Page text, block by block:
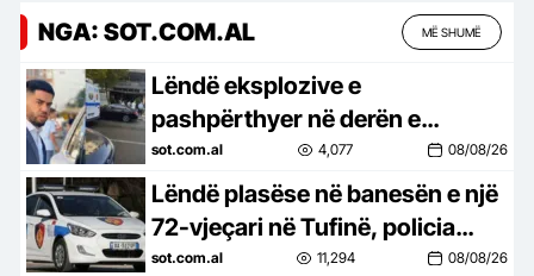
NGA: SOT.COM.AL MË SHUMË
Lëndë eksplozive e
pashpërthyer në derën e
dyqanit të Noizyt në Durrës,
policia nis hetimet për ngjarjen
sot.com.al 4,077 08/08/26
Lëndë plasëse në banesën e një
72-vjeçari në Tufinë, policia
zbardh ngjarjen, shpallen në
sot.com.al 11,294 08/08/26